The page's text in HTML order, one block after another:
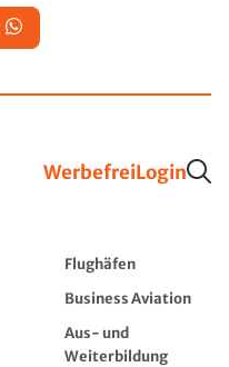
WerbefreiLogin
Flughäfen
Business Aviation
Aus- und
Weiterbildung